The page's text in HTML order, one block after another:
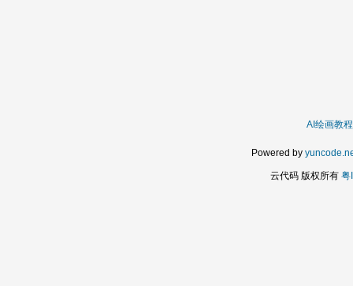
AI绘画教程
Powered by
云代码 版权所有 粤